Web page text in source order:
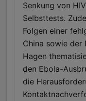
Senkung von
Selbsttests.
Folgen einer
China sowie der
Hagen
den Ebola-
die